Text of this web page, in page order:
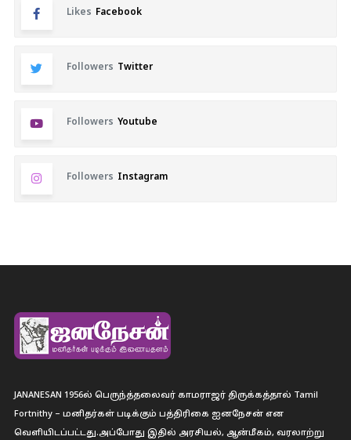
Likes Facebook
Followers Twitter
Followers Youtube
Followers Instagram
JANANESAN 1956ல் பெருந்த்தலைவர் காமராஜர் திருக்கத்தால் Tamil
Fortnithy – மனிதர்கள் படிக்கும் பத்திரிகை ஐனநேசன் என
வெளியிடப்பட்டது.அப்போது இதில் அரசியல், ஆன்மீகம், வரலாற்று